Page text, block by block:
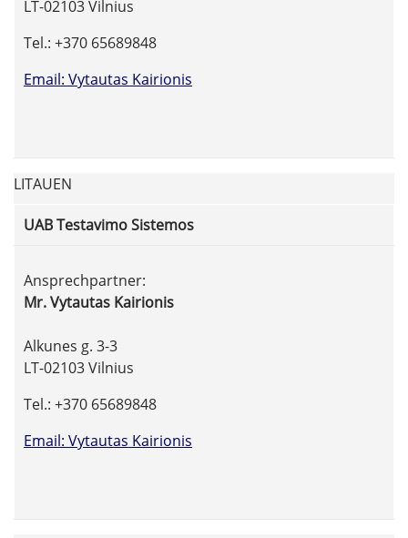
LT-02103 Vilnius
Tel.: +370 65689848
Email: Vytautas Kairionis
LITAUEN
UAB Testavimo Sistemos
Ansprechpartner:
Mr. Vytautas Kairionis
Alkunes g. 3-3
LT-02103 Vilnius
Tel.: +370 65689848
Email: Vytautas Kairionis